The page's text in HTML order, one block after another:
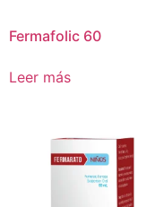
Fermafolic 60
Leer más